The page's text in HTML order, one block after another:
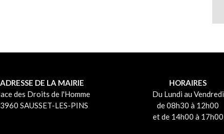
ADRESSE DE LA MAIRIE
des Droits de l'Homme
SAUSSET-LES-PINS
HORAIRES
Du Lundi au Vendredi
de 08h30 à 12h00
et de 14h00 à 17h00